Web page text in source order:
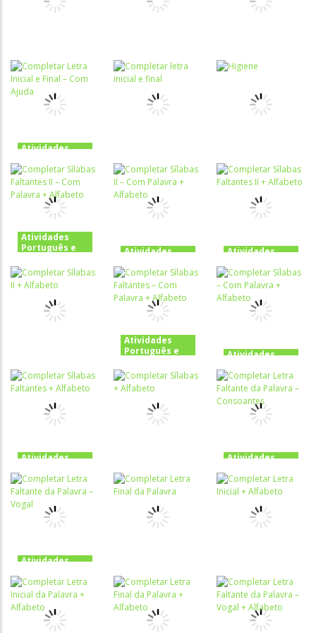
Matemática
Desafio do H
O gato
malhado
Matemática
Borboletinha
Atividades
Português e
Matemática
A casa e seu
Atividades
Português e
Matemática
O Sapo não
lava o pé
Português e
Quem tem
medo de
monstros?
Atividades
Matemática
Completar
Letra Inicial e
Final – Com
Português e
Matemática
Completar
letra inicial e
Português e
Matemática
Higiene
Atividades
Português e
Completar
Sílabas
Faltantes II –
Com Palavra +
Alfabeto
Atividades
Matemática
Completar
Sílabas II –
Com Palavra +
Alfabeto
Atividades
Matemática
Completar
Sílabas
Faltantes II +
Alfabeto
Português e
Matemática
Completar
Sílabas II +
Alfabeto
Atividades
Português e
Completar
Sílabas
Faltantes –
Com Palavra +
Alfabeto
Atividades
Matemática
Completar
Sílabas – Com
Palavra +
Alfabeto
Atividades
Matemática
Completar
Sílabas
Faltantes +
Alfabeto
Português e
Matemática
Completar
Sílabas +
Alfabeto
Atividades
Matemática
Completar
Letra Faltante
da Palavra –
Consoantes
Atividades
Matemática
Completar
Letra Faltante
da Palavra –
Português e
Matemática
Completar
Letra Final da
Português e
Matemática
Completar
Letra Inicial +